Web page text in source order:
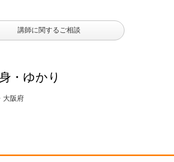
講師に関するご相談
・ゆかり
大阪府